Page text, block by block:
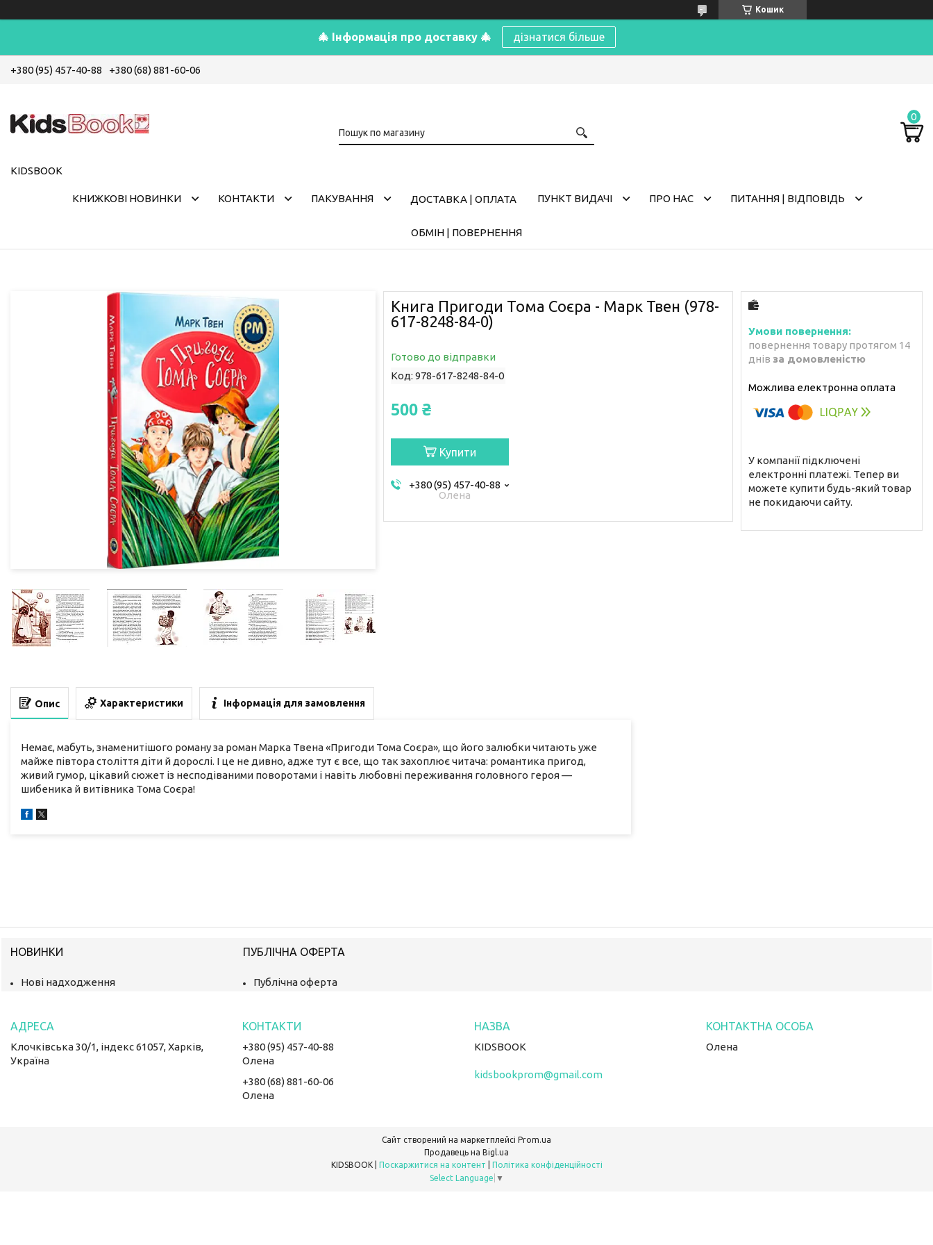
Кошик
🎄 Інформація про доставку 🎄 дізнатися більше
+380 (95) 457-40-88 +380 (68) 881-60-06
KIDSBOOK
КНИЖКОВІ НОВИНКИ КОНТАКТИ ПАКУВАННЯ ДОСТАВКА | ОПЛАТА ПУНКТ ВИДАЧІ ПРО НАС ПИТАННЯ | ВІДПОВІДЬ
ОБМІН | ПОВЕРНЕННЯ
Книга Пригоди Тома Соєра - Марк Твен (978-
617-8248-84-0)
Готово до відправки
Код: 978-617-8248-84-0
500 ₴
Купити
+380 (95) 457-40-88
Олена
повернення товару протягом 14
днів за домовленістю
У компанії підключені
електронні платежі. Тепер ви
можете купити будь-який товар
не покидаючи сайту.
Опис Характеристики Інформація для замовлення
Немає, мабуть, знаменитішого роману за роман Марка Твена «Пригоди Тома Соєра», що його залюбки читають уже
майже півтора століття діти й дорослі. І це не дивно, адже тут є все, що так захоплює читача: романтика пригод,
живий гумор, цікавий сюжет із несподіваними поворотами і навіть любовні переживання головного героя —
шибеника й витівника Тома Соєра!
НОВИНКИ
Нові надходження
ПУБЛІЧНА ОФЕРТА
Публічна оферта
Клочківська 30/1, індекс 61057, Харків,
Україна
+380 (95) 457-40-88
Олена
+380 (68) 881-60-06
Олена
KIDSBOOK
kidsbookprom@gmail.com
Олена
Сайт створений на маркетплейсі Prom.ua
Продавець на Bigl.ua
Поскаржитися на контент
Політика конфіденційності
Select Language ▼